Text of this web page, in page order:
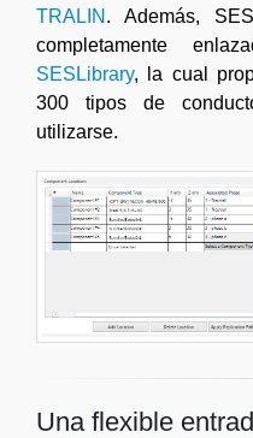
TRALIN . Además,
completamente
SESLibrary, la cual
300 tipos de
utilizarse.
Una flexible